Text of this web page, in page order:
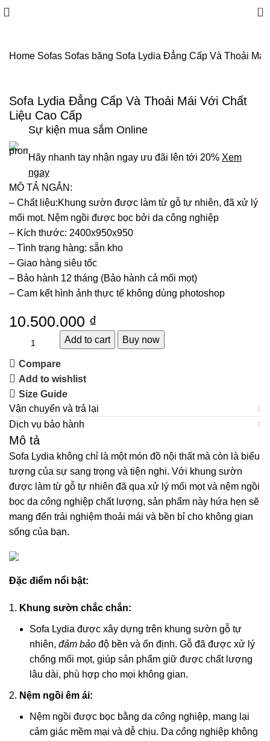
0
Home Sofas Sofas băng Sofa Lydia Đẳng Cấp Và Thoải
Sofa Lydia Đẳng Cấp Và Thoải Mái Với Chất
Liệu Cao Cấp
Sự kiện mua sắm Online
Hãy nhanh tay nhận ngay ưu đãi lên tới 20% Xem
ngay
MÔ TẢ NGẮN:
– Chất liệu:Khung sườn được làm từ gỗ tự nhiên, đã xử lý
mối mọt. Nệm ngồi được bọc bởi da công nghiệp
– Kích thước: 2400x950x950
– Tình trạng hàng: sẵn kho
– Giao hàng siêu tốc
– Bảo hành 12 tháng (Bảo hành cả mối mọt)
– Cam kết hình ảnh thực tế không dùng photoshop
10.500.000 ₫
Add to cart Buy now
Compare
Add to wishlist
Size Guide
Vận chuyển và trả lại
Dịch vụ bảo hành
Mô tả
Sofa Lydia không chỉ là một món đồ nội thất mà còn là biểu
tượng của sự sang trọng và tiện nghi. Với khung sườn
được làm từ gỗ tự nhiên đã qua xử lý mối mọt và nệm ngồi
bọc da công nghiệp chất lượng, sản phẩm này hứa hẹn sẽ
mang đến trải nghiệm thoải mái và bền bỉ cho không gian
sống của bạn.
Đặc điểm nổi bật:
Khung sườn chắc chắn:
Sofa Lydia được xây dựng trên khung sườn gỗ tự
nhiên, đảm bảo độ bền và ổn định. Gỗ đã được xử lý
chống mối mọt, giúp sản phẩm giữ được chất lượng
lâu dài, phù hợp cho mọi không gian.
Nệm ngồi êm ái:
Nệm ngồi được bọc bằng da công nghiệp, mang lại
cảm giác mềm mại và dễ chịu. Da công nghiệp không